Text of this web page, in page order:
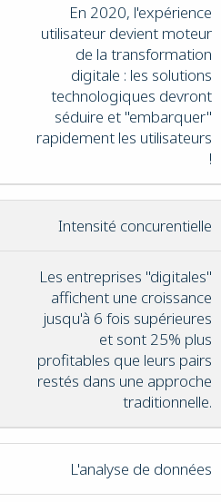
En 2020, l'expérience
utilisateur devient moteur
de la transformation
digitale : les solutions
technologiques devront
séduire et "embarquer"
rapidement les utilisateurs
!
Intensité concurentielle
Les entreprises "digitales"
affichent une croissance
jusqu'à 6 fois supérieures
et sont 25% plus
profitables que leurs pairs
restés dans une approche
traditionnelle.
L'analyse de données